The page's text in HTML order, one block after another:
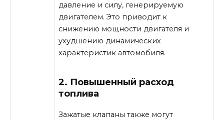
давление и силу, генерируемую
двигателем. Это приводит к
снижению мощности двигателя и
ухудшению динамических
характеристик автомобиля.
2. Повышенный расход
топлива
Зажатые клапаны также могут